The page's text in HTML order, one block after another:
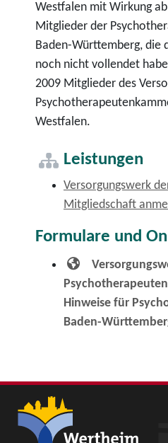
Westfalen mit Wirkung
Mitglieder der
Baden-Württemberg, die
noch nicht vollendet
2009 Mitglieder des
Westfalen.
Leistungen
Versorgungswerk
Mitgliedschaft
Formulare und
Hinweise für
Baden-